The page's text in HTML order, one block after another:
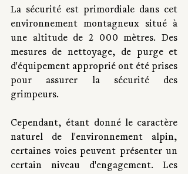
La sécurité est primordiale dans cet
environnement montagneux situé à
une altitude de 2 000 mètres. Des
mesures de nettoyage, de purge et
d'équipement approprié ont été prises
pour assurer la sécurité des
grimpeurs.
Cependant, étant donné le caractère
naturel de l'environnement alpin,
certaines voies peuvent présenter un
certain niveau d'engagement. Les